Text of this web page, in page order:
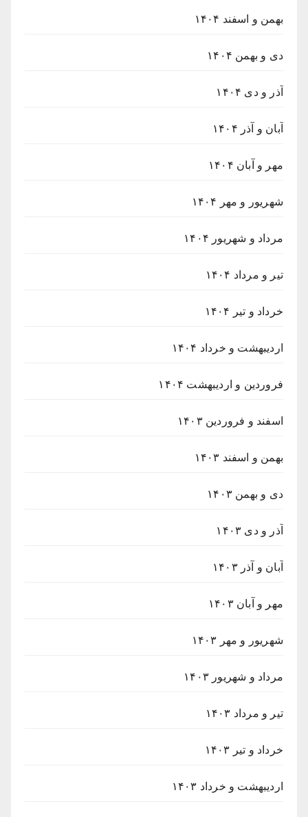
بهمن و اسفند ۱۴۰۴
دی و بهمن ۱۴۰۴
آذر و دی ۱۴۰۴
آبان و آذر ۱۴۰۴
مهر و آبان ۱۴۰۴
شهریور و مهر ۱۴۰۴
مرداد و شهریور ۱۴۰۴
تیر و مرداد ۱۴۰۴
خرداد و تیر ۱۴۰۴
اردیبهشت و خرداد ۱۴۰۴
فروردین و اردیبهشت ۱۴۰۴
اسفند و فروردین ۱۴۰۳
بهمن و اسفند ۱۴۰۳
دی و بهمن ۱۴۰۳
آذر و دی ۱۴۰۳
آبان و آذر ۱۴۰۳
مهر و آبان ۱۴۰۳
شهریور و مهر ۱۴۰۳
مرداد و شهریور ۱۴۰۳
تیر و مرداد ۱۴۰۳
خرداد و تیر ۱۴۰۳
اردیبهشت و خرداد ۱۴۰۳